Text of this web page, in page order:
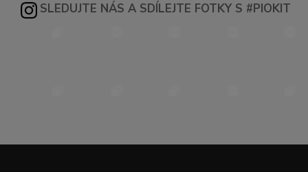
SLEDUJTE NÁS A SDÍLEJTE FOTKY S #PIOKIT